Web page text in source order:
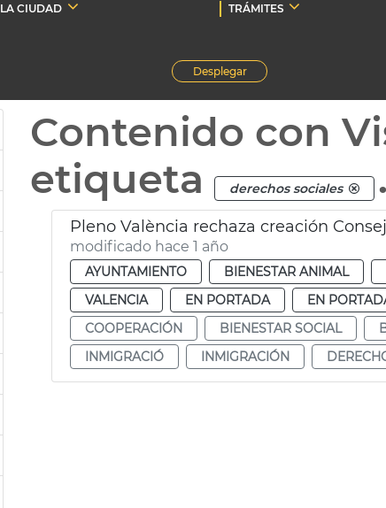
LA CIUDAD TRÁMITES
Desplegar
Contenido con
etiqueta
derechos sociales .
Pleno València rechaza creación
modificado hace 1 año
AYUNTAMIENTO BIENESTAR ANIMAL
VALENCIA
EN PORTADA EN
COOPERACIÓN
BIENESTAR SOCIAL
INMIGRACIÓ
INMIGRACIÓN